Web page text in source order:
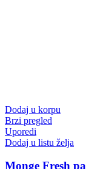
Dodaj u korpu
Brzi pregled
Uporedi
Dodaj u listu želja
Monge Fresh